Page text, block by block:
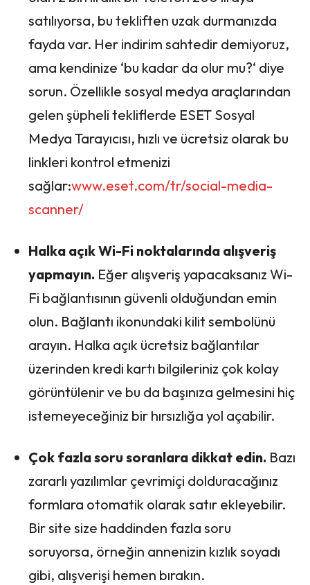
satılıyorsa, bu tekliften uzak durmanızda
fayda var. Her indirim sahtedir demiyoruz,
ama kendinize ‘bu kadar da olur mu?‘ diye
sorun. Özellikle sosyal medya araçlarından
gelen şüpheli tekliflerde ESET Sosyal
Medya Tarayıcısı, hızlı ve ücretsiz olarak bu
linkleri kontrol etmenizi
sağlar:www.eset.com/tr/social-media-
scanner/
Halka açık Wi-Fi noktalarında alışveriş
yapmayın. Eğer alışveriş yapacaksanız Wi-
Fi bağlantısının güvenli olduğundan emin
olun. Bağlantı ikonundaki kilit sembolünü
arayın. Halka açık ücretsiz bağlantılar
üzerinden kredi kartı bilgileriniz çok kolay
görüntülenir ve bu da başınıza gelmesini hiç
istemeyeceğiniz bir hırsızlığa yol açabilir.
Çok fazla soru soranlara dikkat edin. Bazı
zararlı yazılımlar çevrimiçi dolduracağınız
formlara otomatik olarak satır ekleyebilir.
Bir site size haddinden fazla soru
soruyorsa, örneğin annenizin kızlık soyadı
gibi, alışverişi hemen bırakın.